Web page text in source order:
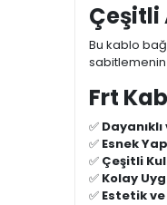
Çeşitli
Bu kablo
sabitlemenin
Frt
✅
✅ Esnek
✅ Çeşitli
✅ Kolay
✅ Estetik